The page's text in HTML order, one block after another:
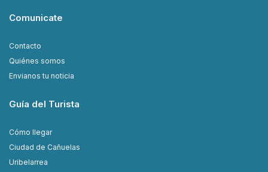
Comunicate
Contacto
Quiénes somos
Envianos tu noticia
Guía del Turista
Cómo llegar
Ciudad de Cañuelas
Uribelarrea